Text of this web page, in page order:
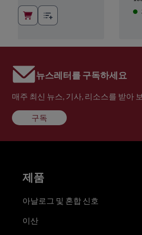
뉴스레터를 구독하세요
매주 최신 뉴스, 기사, 리소스를 받아
구독
제품
아날로그 및 혼합 신호
이산